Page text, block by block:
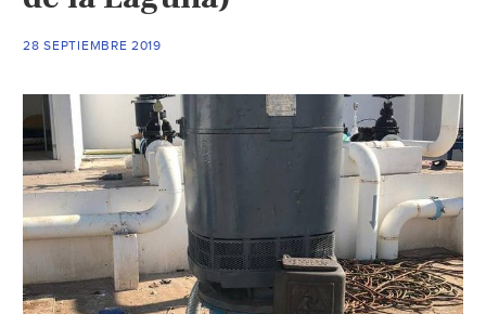
28 SEPTIEMBRE 2019